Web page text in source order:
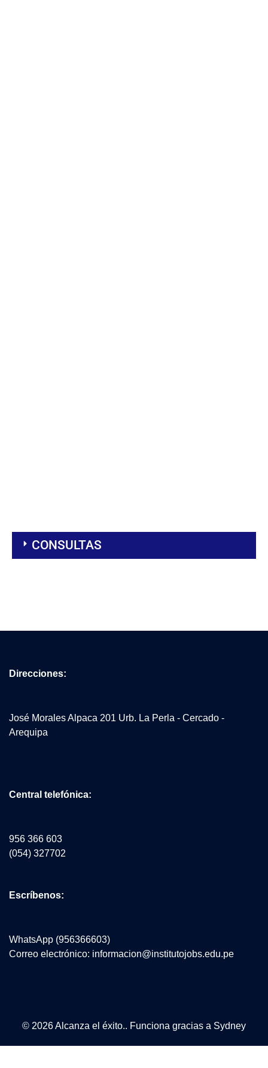
CONSULTAS
Direcciones:
José Morales Alpaca 201 Urb. La Perla - Cercado -
Arequipa
Central telefónica:
956 366 603
(054) 327702
Escríbenos:
WhatsApp (956366603)
Correo electrónico: informacion@institutojobs.edu.pe
© 2026 Alcanza el éxito.. Funciona gracias a Sydney